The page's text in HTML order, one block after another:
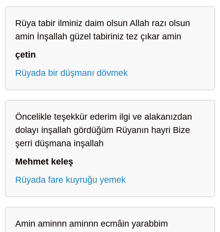
Rüya tabir ilminiz daim olsun Allah razı olsun
amin İnşallah güzel tabiriniz tez çıkar amin
çetin
Rüyada bir düşmanı dövmek
Öncelikle teşekkür ederim ilgi ve alakanızdan
dolayı inşallah gördüğüm Rüyanın hayri Bize
şerri düşmana inşallah
Mehmet keleş
Rüyada fare kuyruğu yemek
Amin aminnn aminnn ecmâin yarabbim